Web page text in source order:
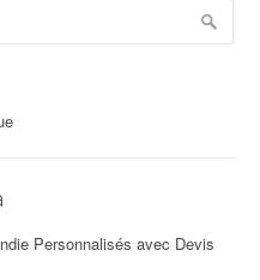
Personnalisés avec Devis